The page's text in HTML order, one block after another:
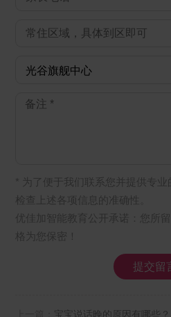
* 为了便于我们联系您并提供专业
检查上述各项信息的准确性。
优佳加智能教育公开承诺：您所
格为您保密！
宝宝说话晚的原因有哪些？